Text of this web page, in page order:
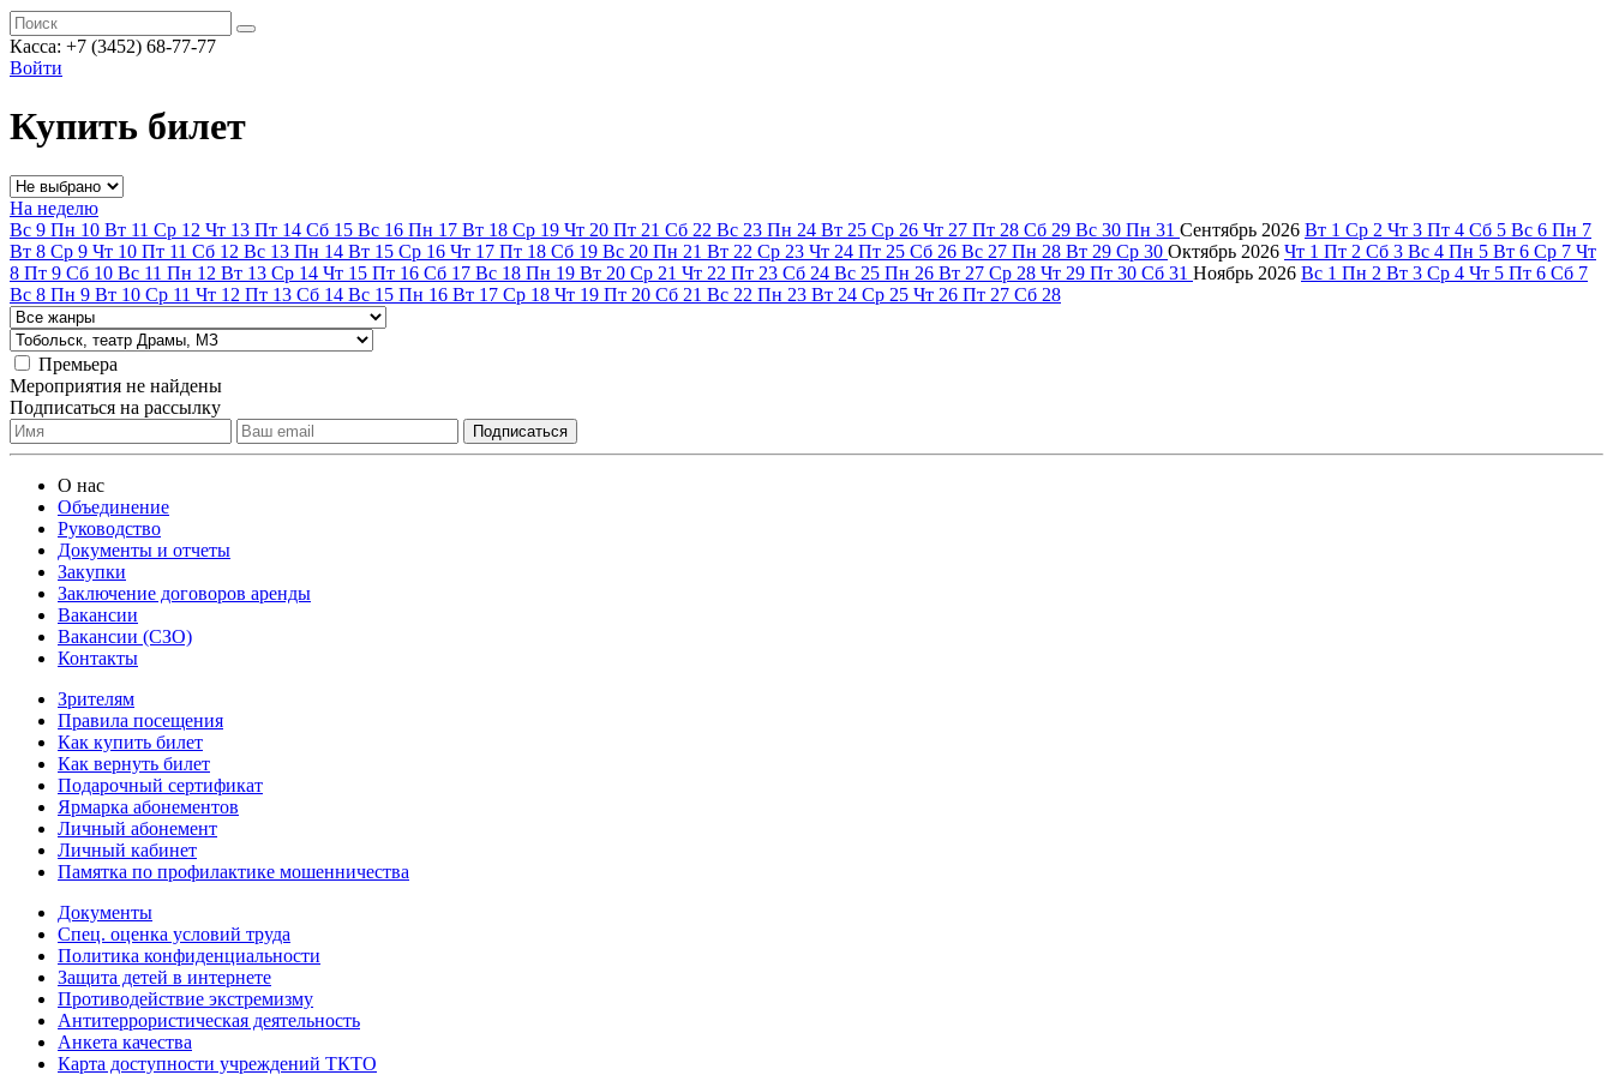
Касса: +7 (3452) 68-77-77
Войти
Купить билет
На неделю
Вс 9 Пн 10 Вт 11 Ср 12 Чт 13 Пт 14 Сб 15 Вс 16 Пн 17 Вт 18 Ср 19 Чт 20 Пт 21 Сб 22 Вс 23 Пн 24 Вт 25 Ср 26 Чт 27 Пт 28 Сб 29 Вс 30 Пн 31 Сентябрь 2026 Вт 1 Ср 2 Чт 3 Пт 4 Сб 5 Вс 6 Пн 7
Вт 8 Ср 9 Чт 10 Пт 11 Сб 12 Вс 13 Пн 14 Вт 15 Ср 16 Чт 17 Пт 18 Сб 19 Вс 20 Пн 21 Вт 22 Ср 23 Чт 24 Пт 25 Сб 26 Вс 27 Пн 28 Вт 29 Ср 30 Октябрь 2026 Чт 1 Пт 2 Сб 3 Вс 4 Пн 5 Вт 6 Ср 7 Чт
8 Пт 9 Сб 10 Вс 11 Пн 12 Вт 13 Ср 14 Чт 15 Пт 16 Сб 17 Вс 18 Пн 19 Вт 20 Ср 21 Чт 22 Пт 23 Сб 24 Вс 25 Пн 26 Вт 27 Ср 28 Чт 29 Пт 30 Сб 31 Ноябрь 2026 Вс 1 Пн 2 Вт 3 Ср 4 Чт 5 Пт 6 Сб 7
Вс 8 Пн 9 Вт 10 Ср 11 Чт 12 Пт 13 Сб 14 Вс 15 Пн 16 Вт 17 Ср 18 Чт 19 Пт 20 Сб 21 Вс 22 Пн 23 Вт 24 Ср 25 Чт 26 Пт 27 Сб 28
Премьера
Мероприятия не найдены
Подписаться на рассылку
О нас
Объединение
Руководство
Документы и отчеты
Закупки
Заключение договоров аренды
Вакансии
Вакансии (СЗО)
Контакты
Зрителям
Правила посещения
Как купить билет
Как вернуть билет
Подарочный сертификат
Ярмарка абонементов
Личный абонемент
Личный кабинет
Памятка по профилактике мошенничества
Документы
Спец. оценка условий труда
Политика конфиденциальности
Защита детей в интернете
Противодействие экстремизму
Антитеррористическая деятельность
Анкета качества
Карта доступности учреждений ТКТО